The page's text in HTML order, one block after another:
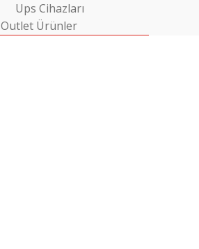
Ups Cihazları
Outlet Ürünler